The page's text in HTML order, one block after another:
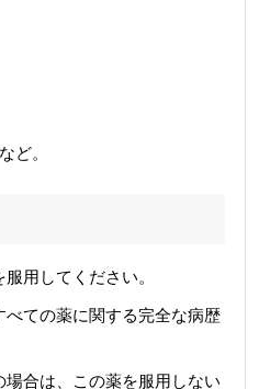
ど。
用してください。
べての薬に関する完全な病歴
合は、この薬を服用しない